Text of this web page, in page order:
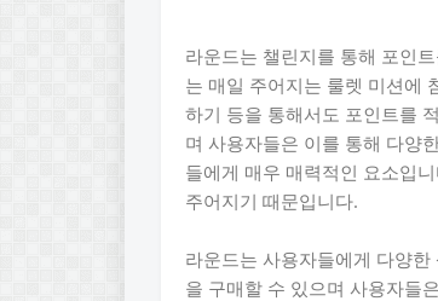
라운드는 챌린지를 통해 포인
는 매일 주어지는 룰렛 미션에
하기 등을 통해서도 포인트를
며 사용자들은 이를 통해 다양
들에게 매우 매력적인 요소입
주어지기 때문입니다.
라운드는 사용자들에게 다양
을 구매할 수 있으며 사용자들